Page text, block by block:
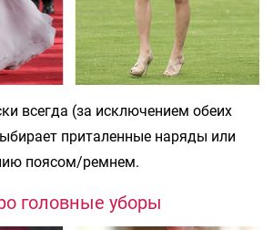
всегда (за исключением обеих
приталенные наряды или
поясом/ремнем.
головные уборы